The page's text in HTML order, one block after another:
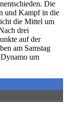
Die
und Kampf in die
die Mittel um
drei
auf der
am Samstag
um